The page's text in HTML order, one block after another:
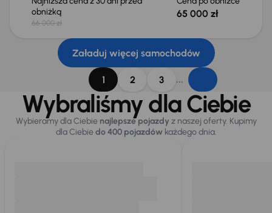
obniżką
66 000 zł
65 000 zł
Załaduj więcej samochodów
1 2 3 ...
Wybraliśmy dla Ciebie
Wybieramy dla Ciebie najlepsze pojazdy z naszej oferty. Kupimy
dla Ciebiedo 400 pojazdówkażdego dnia.